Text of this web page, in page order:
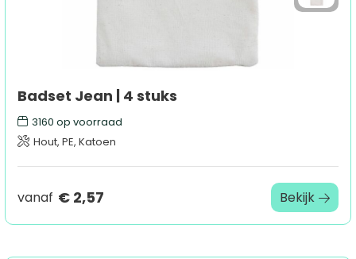
Badset Jean | 4 stuks
3160 op voorraad
Hout, PE, Katoen
vanaf € 2,57 Bekijk